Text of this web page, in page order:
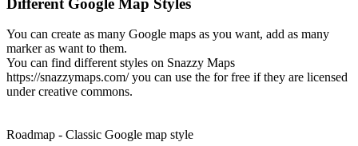
You can create as many Google maps as you want, add as many
marker as want to them.
You can find different styles on Snazzy Maps
https://snazzymaps.com/ you can use the for free if they are licensed
under creative commons.
Roadmap - Classic Google map style